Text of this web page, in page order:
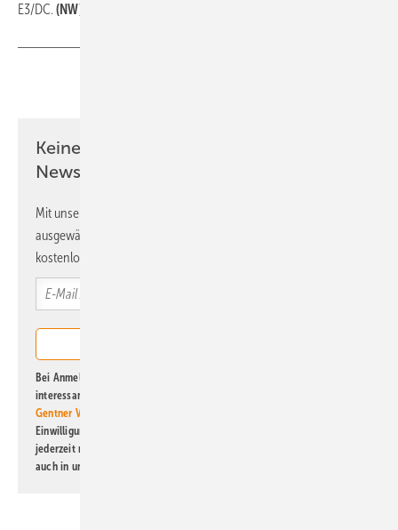
E3/DC. (NW)
Keine Zeit? Kein Problem mit dem ERE
Newsletter!
Mit unserem Newsletter erhalten Sie regelmäßig von uns
ausgewählte Informationen und Neuigkeiten, gebündelt und
kostenlos direkt ins Postfach.
Bei Anmeldung zu diesem Newsletter bin ich damit einverstanden, über
interessante Verlags- und Online-Angebote
Gentner Verlag GmbH & Co. KG
Einwilligung kann ich jederzeit widerrufen und eine Abmeldung ist
jederzeit möglich. Informationen zum Umgang mit Daten finden Sie
auch in unserer